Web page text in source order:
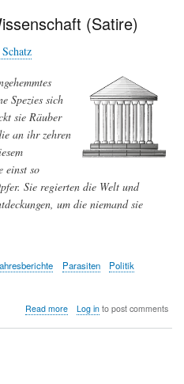
(Satire)
Spezies sich
sie Räuber
an ihr zehren
einst so
Sie regierten die Welt und
um die niemand sie
Parasiten
Politik
Read moreabout
Log into post comments